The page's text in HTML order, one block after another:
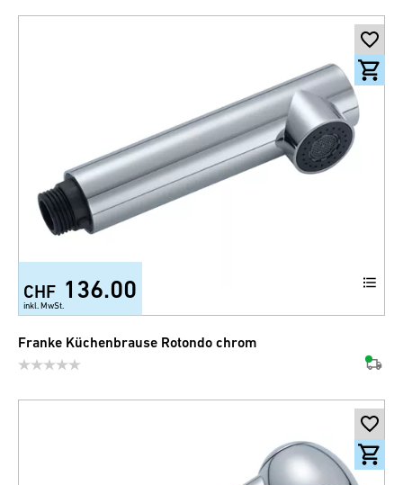
CHF 136.00
inkl. MwSt.
Franke Küchenbrause Rotondo chrom